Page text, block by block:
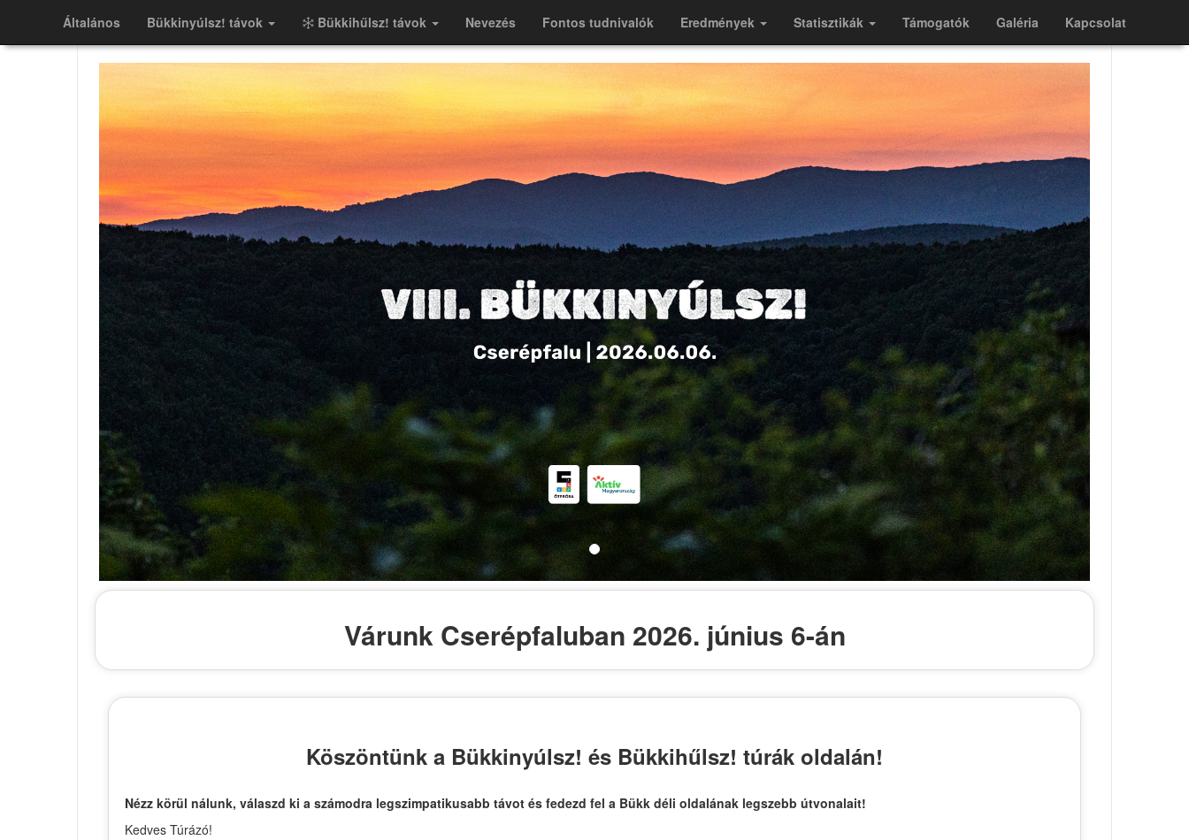
Általános Bükkinyúlsz! távok Bükkihűlsz! távok Nevezés Fontos tudnivalók Eredmények Statisztikák Támogatók Galéria Kapcsolat
Várunk Cserépfaluban 2026. június 6-án
Köszöntünk a Bükkinyúlsz! és Bükkihűlsz! túrák oldalán!
Nézz körül nálunk, válaszd ki a számodra legszimpatikusabb távot és fedezd fel a Bükk déli oldalának legszebb útvonalait!
Kedves Túrázó!